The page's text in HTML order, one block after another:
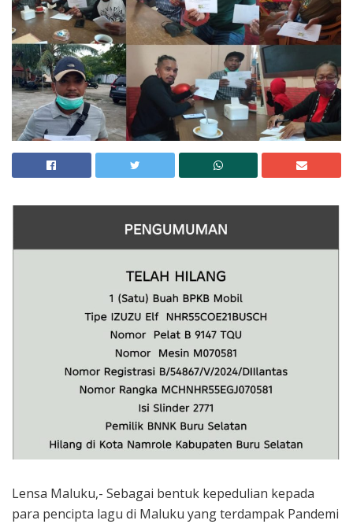
Lensa Maluku,- Sebagai bentuk kepedulian kepada
para pencipta lagu di Maluku yang terdampak Pandemi